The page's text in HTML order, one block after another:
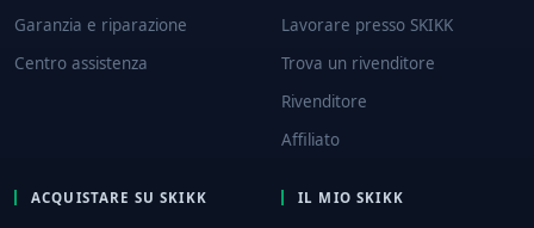
Garanzia e riparazione
Centro assistenza
Lavorare presso SKIKK
Trova un rivenditore
Rivenditore
Affiliato
ACQUISTARE SU SKIKK IL MIO SKIKK